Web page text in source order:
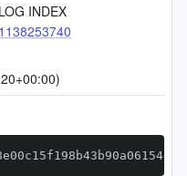
LOG INDEX
1138253740